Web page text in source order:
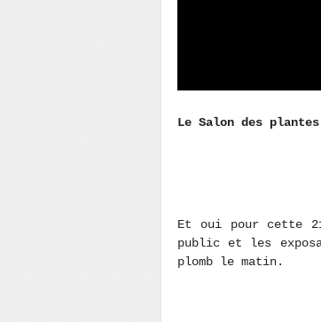
Le Salon des
Et oui pour cette
public et les
plomb le matin.